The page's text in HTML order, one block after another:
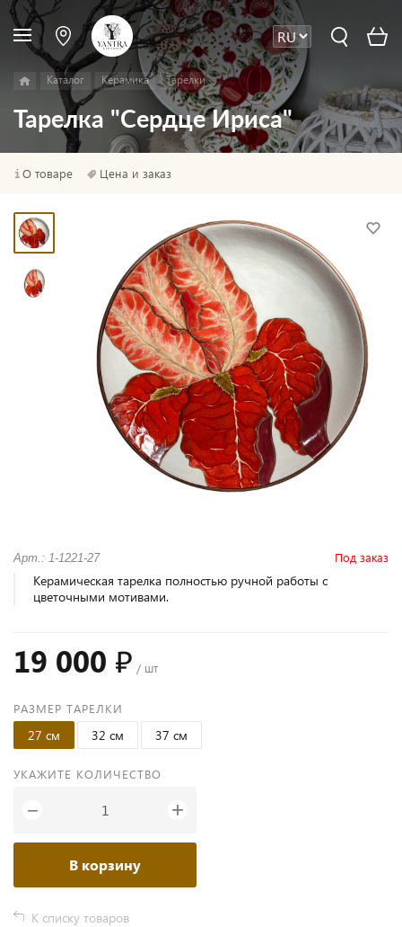
Каталог Керамика Тарелки
Тарелка "Сердце Ириса"
О товаре Цена и заказ
Арт.: 1-1221-27 Под заказ
Керамическая тарелка полностью ручной работы с
цветочными мотивами.
19 000 ₽ / шт
РАЗМЕР ТАРЕЛКИ
27 см 32 см 37 см
УКАЖИТЕ КОЛИЧЕСТВО
− +
В корзину
К списку товаров